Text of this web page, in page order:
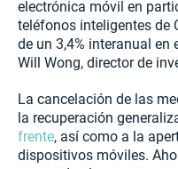
electrónica móvil en
teléfonos inteligentes de
de un 3,4% interanual en
Will Wong, director de
La cancelación de las
la recuperación
frente, así como a la
dispositivos móviles.